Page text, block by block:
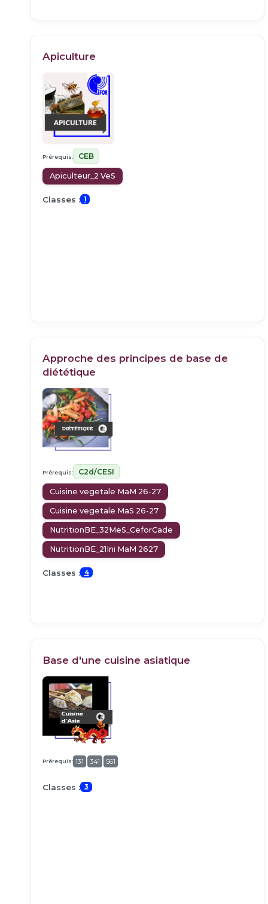
Apiculture
Prérequis: CEB
Apiculteur_2 VeS
Classes : 1
Approche des principes de base de
diététique
Prérequis: C2d/CESI
Cuisine vegetale MaM 26-27
Cuisine vegetale MaS 26-27
NutritionBE_32MeS_CeforCade
NutritionBE_21Ini MaM 2627
Classes : 4
Base d'une cuisine asiatique
Prérequis: 131 341 561
Classes : 3